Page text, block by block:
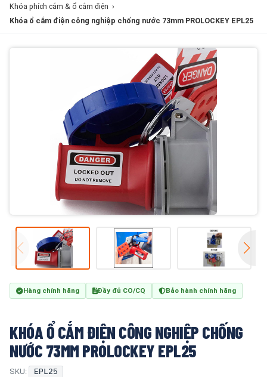
Khóa phích cắm & ổ cắm điện ›
Khóa ổ cắm điện công nghiệp chống nước 73mm PROLOCKEY EPL25
Hàng chính hãng Đầy đủ CO/CQ Bảo hành chính hãng
KHÓA Ổ CẮM ĐIỆN CÔNG NGHIỆP CHỐNG
NƯỚC 73MM PROLOCKEY EPL25
SKU: EPL25